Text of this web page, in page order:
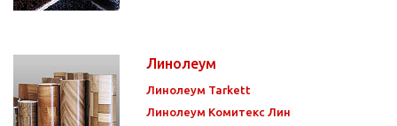
Линолеум
Линолеум Tarkett
Линолеум Комитекс Лин